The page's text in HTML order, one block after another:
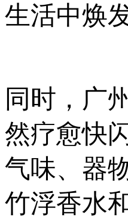
生活中焕
同时，广
然疗愈快
气味、器
竹浮香水